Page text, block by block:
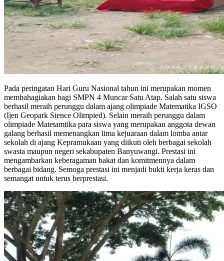
Pada peringatan Hari Guru Nasional tahun ini merupakan momen
membahagiakan bagi SMPN 4 Muncar Satu Atap. Salah satu siswa
berhasil meraih perunggu dalam ajang olimpiade Matematika IGSO
(Ijen Geopark Sience Olimpied). Selain meraih perunggu dalam
olimpiade Matetamtika para siswa yang merupakan anggota dewan
galang berhasil memenangkan lima kejuaraan dalam lomba antar
sekolah di ajang Kepramukaan yang diikuti oleh berbagai sekolah
swasta maupun negeri sekabupaten Banyuwangi. Prestasi ini
mengambarkan keberagaman bakat dan komitmennya dalam
berbagai bidang. Semoga prestasi ini menjadi bukti kerja keras dan
semangat untuk terus berprestasi.